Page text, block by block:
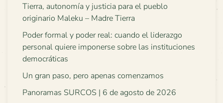
Tierra, autonomía y justicia para el pueblo
originario Maleku – Madre Tierra
Poder formal y poder real: cuando el liderazgo
personal quiere imponerse sobre las instituciones
democráticas
Un gran paso, pero apenas comenzamos
Panoramas SURCOS | 6 de agosto de 2026